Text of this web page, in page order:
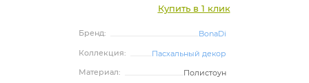
Купить в 1 клик
Бренд:
BonaDi
Коллекция:
Пасхальный декор
Материал:
Полистоун